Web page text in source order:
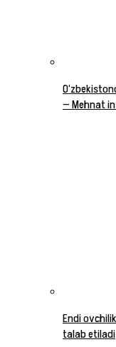
— Mehnat
Endi
talab etiladi